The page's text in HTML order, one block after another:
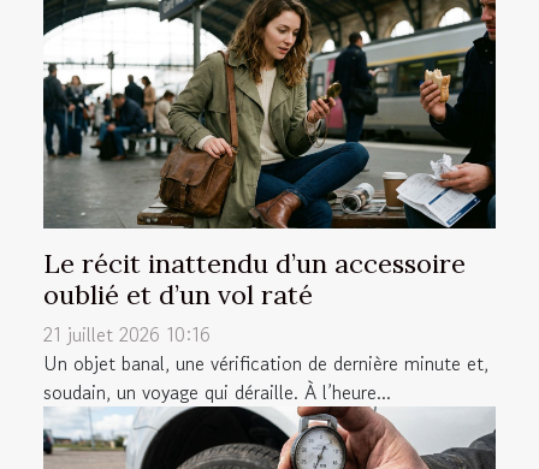
Le récit inattendu d’un accessoire
oublié et d’un vol raté
21 juillet 2026 10:16
Un objet banal, une vérification de dernière minute et,
soudain, un voyage qui déraille. À l’heure...